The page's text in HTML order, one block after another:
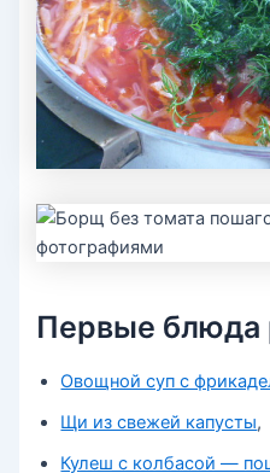
Первые блюда
Овощной суп с
Щи из свежей капусты,
Кулеш с колбасой —